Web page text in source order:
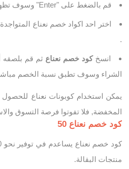
قم بالضغط على "Enter" وسوف تظهر لك صفحة نتائج خاصه بكوبونات نعناع.
اختر احد اكواد خصم نعناع
.
انسخكود خصم نعناع ثم قم بلصقه
الشراء وسوف تطبق نسبة الخصم
يمكن استخدام كوبونات نعناع
المخفضة, فلا تفوتوا فرصة التسوق
كود خصم نعناع 50
منتجات البقالة.